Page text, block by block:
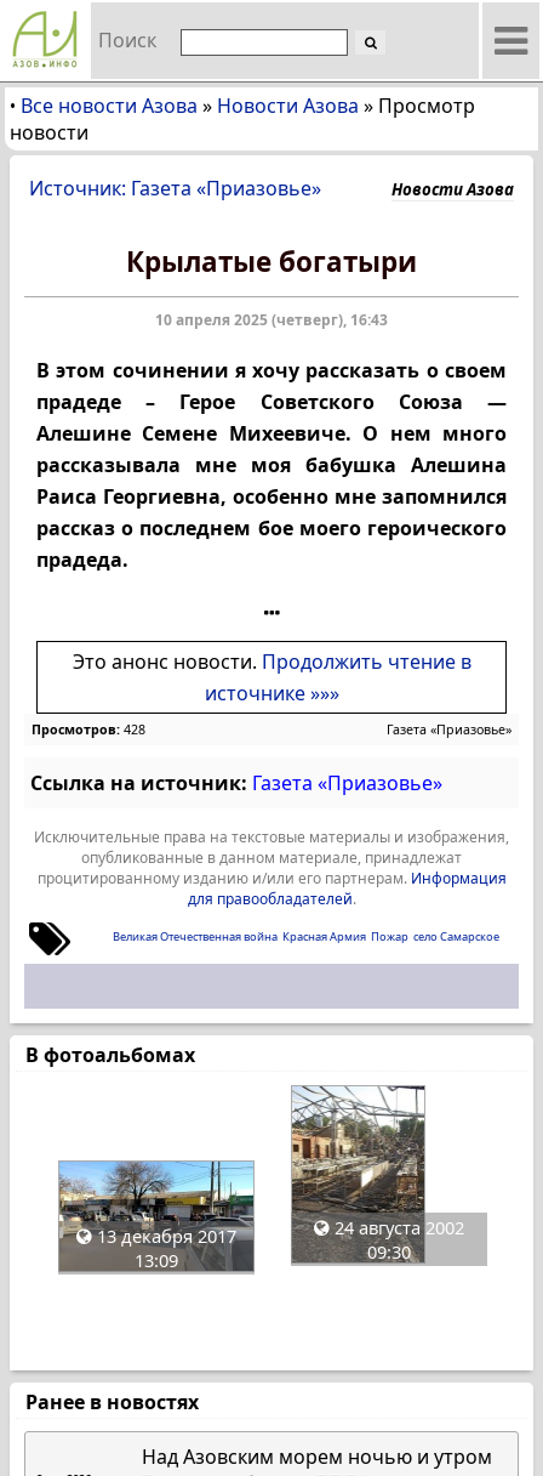
Поиск
• Все новости Азова » Новости Азова » Просмотр
новости
Источник: Газета «Приазовье» Новости Азова
Крылатые богатыри
10 апреля 2025 (четверг), 16:43
В этом сочинении я хочу рассказать о своем
прадеде – Герое Советского Союза —
Алешине Семене Михеевиче. О нем много
рассказывала мне моя бабушка Алешина
Раиса Георгиевна, особенно мне запомнился
рассказ о последнем бое моего героического
прадеда.
Это анонс новости. Продолжить чтение в
источнике »»»
Просмотров: 428 Газета «Приазовье»
Ссылка на источник: Газета «Приазовье»
Исключительные права на текстовые материалы и изображения,
опубликованные в данном материале, принадлежат
процитированному изданию и/или его партнерам. Информация
для правообладателей.
Великая Отечественная война Красная Армия Пожар село Самарское
В фотоальбомах
13 декабря 2017
13:09
24 августа 2002
09:30
Ранее в новостях
Над Азовским морем ночью и утром